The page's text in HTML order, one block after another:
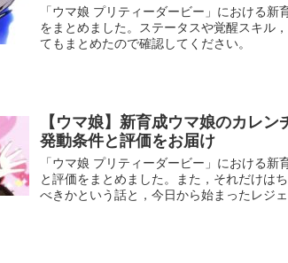
「ウマ娘 プリティーダービー」における
をまとめました。ステータスや覚醒スキル
てもまとめたので確認してください。
【ウマ娘】新育成ウマ娘のカレ
発動条件と評価をお届け
「ウマ娘 プリティーダービー」における
と評価をまとめました。また，それだけは
べきかという話と，今日から始まったレジ